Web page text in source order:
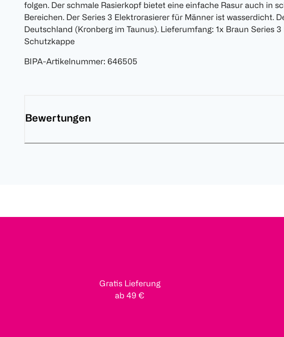
folgen. Der schmale Rasierkopf bietet eine einfache Rasur auch in
Bereichen. Der Series 3 Elektrorasierer für Männer ist wasserdicht.
Deutschland (Kronberg im Taunus). Lieferumfang: 1x Braun Series 3
Schutzkappe
BIPA-Artikelnummer: 646505
Bewertungen
Gratis Lieferung
ab 49 €